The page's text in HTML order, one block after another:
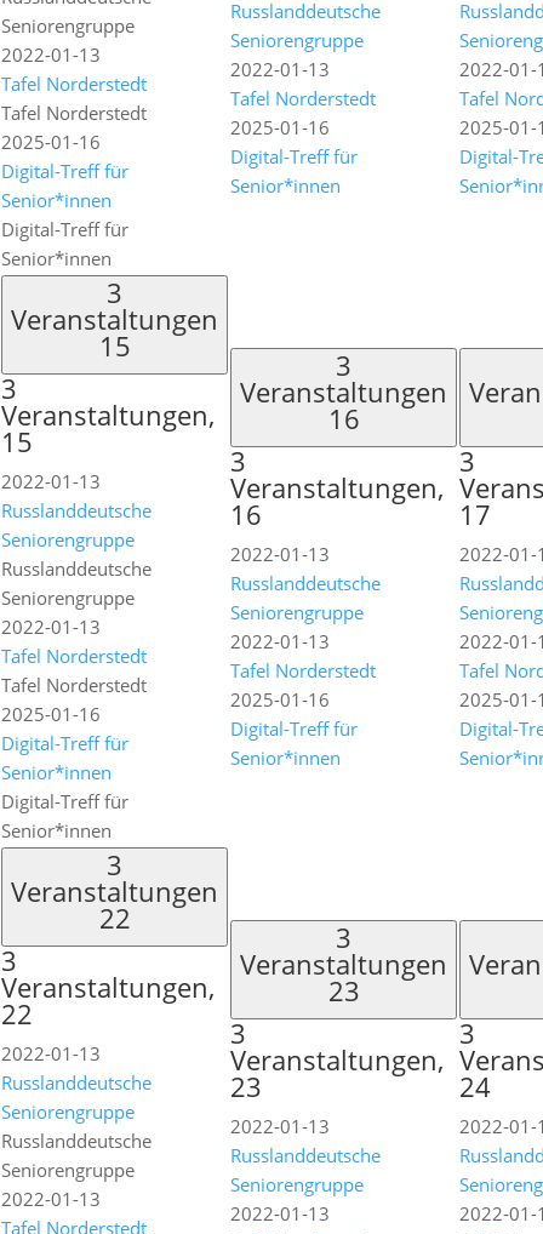
Seniorengruppe
2022-01-13
Tafel Norderstedt
Tafel Norderstedt
2025-01-16
Digital-Treff für
Senior*innen
Digital-Treff für
Senior*innen
Russlanddeutsche
Seniorengruppe
2022-01-13
Tafel Norderstedt
2025-01-16
Digital-Treff für
Senior*innen
2022-01-
Tafel
2025-01-
Digital-
3
Veranstaltungen
15
3
Veranstaltungen,
15
2022-01-13
Russlanddeutsche
Seniorengruppe
Russlanddeutsche
Seniorengruppe
2022-01-13
Tafel Norderstedt
Tafel Norderstedt
2025-01-16
Digital-Treff für
Senior*innen
Digital-Treff für
Senior*innen
3
Veranstaltungen
16
3
Veranstaltungen,
16
2022-01-13
Russlanddeutsche
Seniorengruppe
2022-01-13
Tafel Norderstedt
2025-01-16
Digital-Treff für
Senior*innen
3
17
2022-01-
2022-01-
Tafel
2025-01-
Digital-
3
Veranstaltungen
22
3
Veranstaltungen,
22
2022-01-13
Russlanddeutsche
Seniorengruppe
Russlanddeutsche
Seniorengruppe
2022-01-13
Tafel Norderstedt
3
Veranstaltungen
23
3
Veranstaltungen,
23
2022-01-13
Russlanddeutsche
Seniorengruppe
2022-01-13
3
24
2022-01-
2022-01-